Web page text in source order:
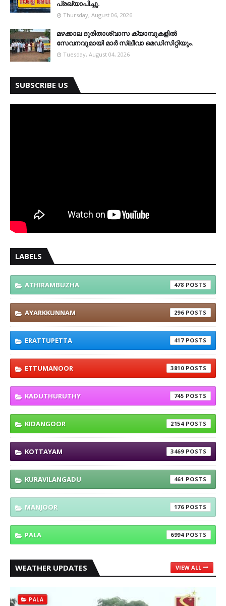
പ്രഖ്യാപിച്ചു.
Thursday, August 06, 2026
മഴക്കാല ദുരിതാശ്വാസ ക്യാമ്പുകളിൽ
സേവനവുമായി മാർ സ്ലീവാ മെഡിസിറ്റിയും.
Tuesday, August 04, 2026
SUBSCRIBE US
LABELS
ATHIRAMBUZHA 478
AYARKKUNNAM 296
ERATTUPETTA 417
ETTUMANOOR 3810
KADUTHURUTHY 745
KIDANGOOR 2154
KOTTAYAM 3469
KURAVILANGADU 461
MANJOOR 176
PALA 6994
WEATHER UPDATES VIEW ALL
PALA